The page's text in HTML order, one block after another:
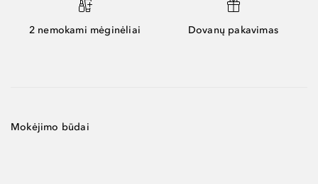
2 nemokami mėginėliai Dovanų pakavimas
Mokėjimo būdai